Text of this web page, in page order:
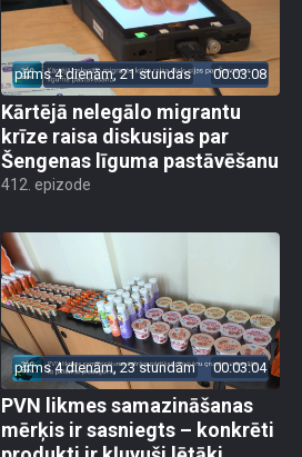
pirms 4 dienām, 21 stundas 00:03:08
Kārtējā nelegālo migrantu
krīze raisa diskusijas par
Šengenas līguma pastāvēšanu
412. epizode
pirms 4 dienām, 23 stundām 00:03:04
PVN likmes samazināšanas
mērķis ir sasniegts – konkrēti